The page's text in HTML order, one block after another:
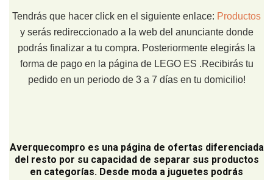
Tendrás que hacer click en el siguiente enlace: Productos
y serás redireccionado a la web del anunciante donde
podrás finalizar a tu compra. Posteriormente elegirás la
forma de pago en la página de LEGO ES .Recibirás tu
pedido en un periodo de 3 a 7 días en tu domicilio!
Averquecompro es una página de ofertas diferenciada
del resto por su capacidad de separar sus productos
en categorías. Desde moda a juguetes podrás